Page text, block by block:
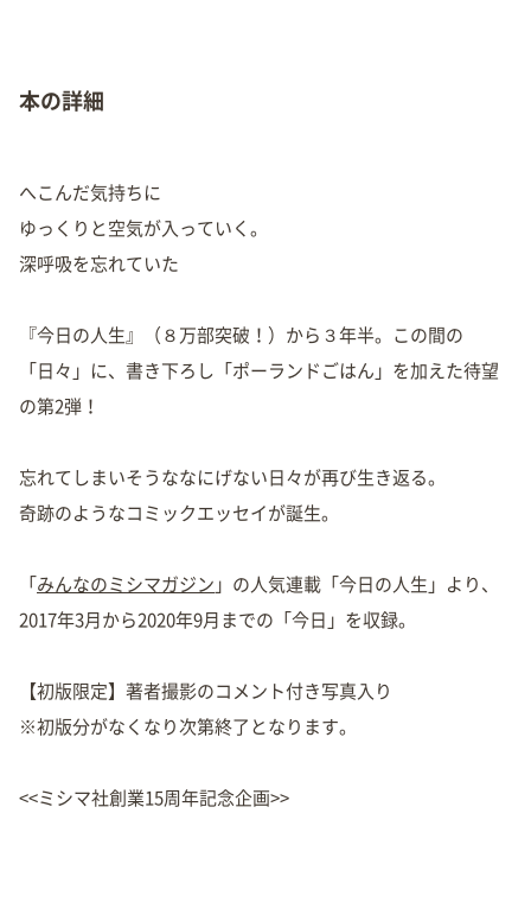
本の詳細
へこんだ気持ちに
ゆっくりと空気が入っていく。
深呼吸を忘れていた
『今日の人生』（８万部突破！）から３年半。この間の
「日々」に、書き下ろし「ポーランドごはん」を加えた待望
の第2弾！
忘れてしまいそうななにげない日々が再び生き返る。
奇跡のようなコミックエッセイが誕生。
「 みんなのミシマガジン 」の人気連載「今日の人生」より、
2017年3月から2020年9月までの「今日」を収録。
【初版限定】著者撮影のコメント付き写真入り
※初版分がなくなり次第終了となります。
<<ミシマ社創業15周年記念企画>>